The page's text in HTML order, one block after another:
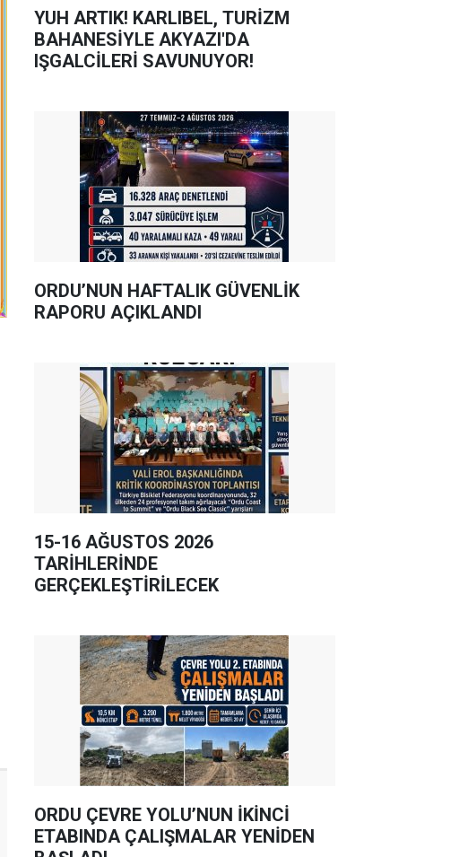
YUH ARTIK! KARLIBEL, TURİZM
BAHANESİYLE AKYAZI'DA
IŞGALCİLERİ SAVUNUYOR!
ORDU’NUN HAFTALIK GÜVENLİK
RAPORU AÇIKLANDI
15-16 AĞUSTOS 2026
TARİHLERİNDE
GERÇEKLEŞTİRİLECEK
ORDU ÇEVRE YOLU’NUN İKİNCİ
ETABINDA ÇALIŞMALAR YENİDEN